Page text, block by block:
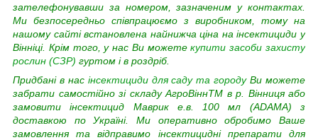
зателефонувавши за номером, зазначеним у контактах.
Ми безпосередньо співпрацюємо з виробником, тому на
нашому сайті встановлена найнижча ціна на інсектициди у
Вінніці. Крім того, у нас Ви можетекупити засоби захисту
рослин (СЗР) гуртом і в роздріб.
Придбані в нас інсектициди для саду та городу Ви можете
забрати самостійно зі складу АгроВіннTM в р. Вінниця або
замовити інсектицид Маврик е.в. 100 мл (ADAMA) з
доставкою по Україні. Ми оперативно обробимо Ваше
замовлення та відправимо інсектицидні препарати для